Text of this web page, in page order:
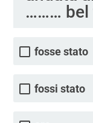
……… bel
fosse stato
fossi stato